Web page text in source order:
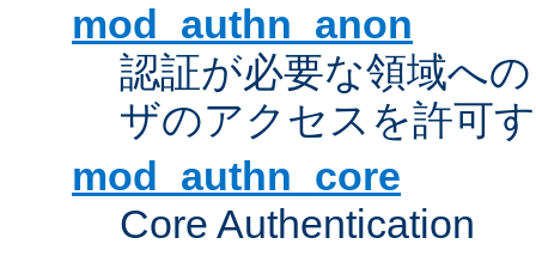
mod_authn_anon
認証が必要な領域へ
ザのアクセスを許可
mod_authn_core
Core Authentication